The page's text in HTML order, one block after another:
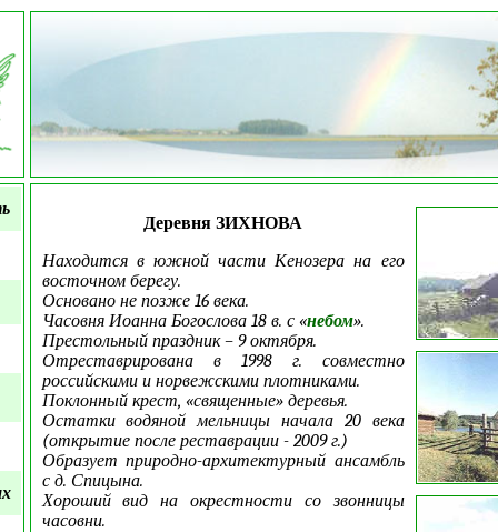
Деревня ЗИХНОВА
Находится в южной части Кенозера на его
восточном берегу.
Основано не позже 16 века.
Часовня Иоанна Богослова 18 в. с «небом».
Престольный праздник – 9 октября.
Отреставрирована в 1998 г. совместно
российскими и норвежскими плотниками.
Поклонный крест, «священные» деревья.
Остатки водяной мельницы начала 20 века
(открытие после реставрации - 2009 г.)
Образует природно-архитектурный ансамбль
с д. Спицына.
Хороший вид на окрестности со звонницы
часовни.